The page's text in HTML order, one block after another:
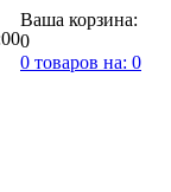
Ваша корзина:
0
0 товаров на: 0